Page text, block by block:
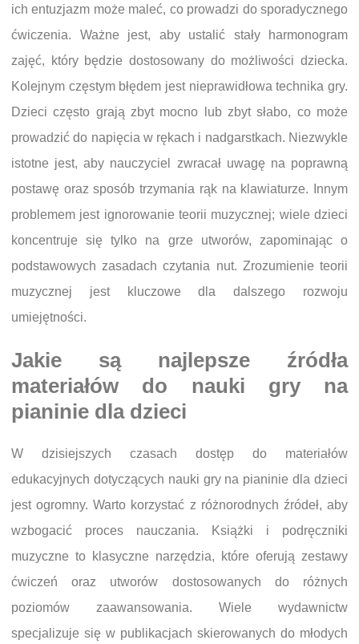
ich entuzjazm może maleć, co prowadzi do sporadycznego
ćwiczenia. Ważne jest, aby ustalić stały harmonogram
zajęć, który będzie dostosowany do możliwości dziecka.
Kolejnym częstym błędem jest nieprawidłowa technika gry.
Dzieci często grają zbyt mocno lub zbyt słabo, co może
prowadzić do napięcia w rękach i nadgarstkach. Niezwykle
istotne jest, aby nauczyciel zwracał uwagę na poprawną
postawę oraz sposób trzymania rąk na klawiaturze. Innym
problemem jest ignorowanie teorii muzycznej; wiele dzieci
koncentruje się tylko na grze utworów, zapominając o
podstawowych zasadach czytania nut. Zrozumienie teorii
muzycznej jest kluczowe dla dalszego rozwoju
umiejętności.
Jakie są najlepsze źródła
materiałów do nauki gry na
pianinie dla dzieci
W dzisiejszych czasach dostęp do materiałów
edukacyjnych dotyczących nauki gry na pianinie dla dzieci
jest ogromny. Warto korzystać z różnorodnych źródeł, aby
wzbogacić proces nauczania. Książki i podręczniki
muzyczne to klasyczne narzędzia, które oferują zestawy
ćwiczeń oraz utworów dostosowanych do różnych
poziomów zaawansowania. Wiele wydawnictw
specjalizuje się w publikacjach skierowanych do młodych